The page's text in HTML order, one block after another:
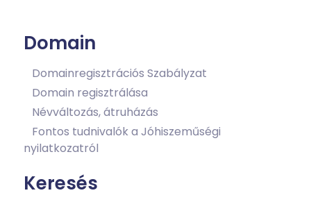
Domain
Domainregisztrációs Szabályzat
Domain regisztrálása
Névváltozás, átruházás
Fontos tudnivalók a Jóhiszeműségi
nyilatkozatról
Keresés